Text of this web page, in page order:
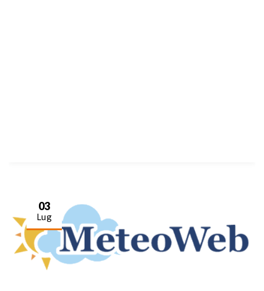
03
Lug